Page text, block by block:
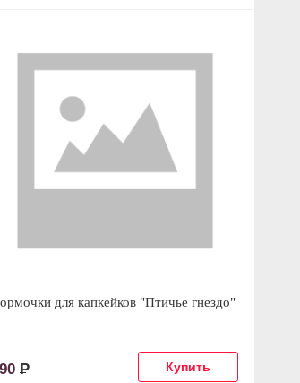
для капкейков "Птичье гнездо"
Р